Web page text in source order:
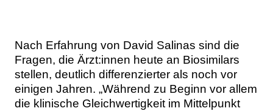
Nach Erfahrung von David Salinas sind die
Fragen, die Ärzt:innen heute an Biosimilars
stellen, deutlich differenzierter als noch vor
einigen Jahren. „Während zu Beginn vor allem
die klinische Gleichwertigkeit im Mittelpunkt